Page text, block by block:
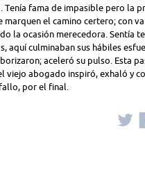
fama de impasible pero la
el camino certero; con
la ocasión merecedora. Sentía
aquí culminaban sus hábiles
aceleró su pulso. Esta
viejo abogado inspiró, exhaló y
por el final.